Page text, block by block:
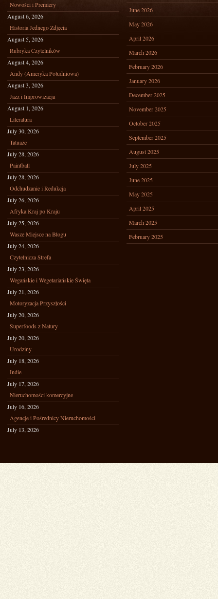
Nowości i Premiery
August 6, 2026
Historia Jednego Zdjęcia
August 5, 2026
Rubryka Czytelników
August 4, 2026
Andy (Ameryka Południowa)
August 3, 2026
Jazz i Improwizacja
August 1, 2026
Literatura
July 30, 2026
Tatuaże
July 28, 2026
Paintball
July 28, 2026
Odchudzanie i Redukcja
July 26, 2026
Afryka Kraj po Kraju
July 25, 2026
Wasze Miejsce na Blogu
July 24, 2026
Czytelnicza Strefa
July 23, 2026
Wegańskie i Wegetariańskie Święta
July 21, 2026
Motoryzacja Przyszłości
July 20, 2026
Superfoods z Natury
July 20, 2026
Urodziny
July 18, 2026
Indie
July 17, 2026
Nieruchomości komercyjne
July 16, 2026
Agencje i Pośrednicy Nieruchomości
July 13, 2026
June 2026
May 2026
April 2026
March 2026
February 2026
January 2026
December 2025
November 2025
October 2025
September 2025
August 2025
July 2025
June 2025
May 2025
April 2025
March 2025
February 2025